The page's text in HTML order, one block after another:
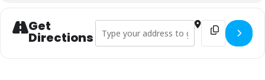
Get
Directions
Address - MICHALE GRAVES and the
Destination